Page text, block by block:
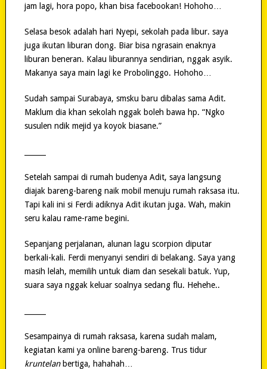
jam lagi, hora popo, khan bisa facebookan! Hohoho…
Selasa besok adalah hari Nyepi, sekolah pada libur. saya
juga ikutan liburan dong. Biar bisa ngrasain enaknya
liburan beneran. Kalau liburannya sendirian, nggak asyik.
Makanya saya main lagi ke Probolinggo. Hohoho…
Sudah sampai Surabaya, smsku baru dibalas sama Adit.
Maklum dia khan sekolah nggak boleh bawa hp. “Ngko
susulen ndik mejid ya koyok biasane.”
Setelah sampai di rumah budenya Adit, saya langsung
diajak bareng-bareng naik mobil menuju rumah raksasa itu.
Tapi kali ini si Ferdi adiknya Adit ikutan juga. Wah, makin
seru kalau rame-rame begini.
Sepanjang perjalanan, alunan lagu scorpion diputar
berkali-kali. Ferdi menyanyi sendiri di belakang. Saya yang
masih lelah, memilih untuk diam dan sesekali batuk. Yup,
suara saya nggak keluar soalnya sedang flu. Hehehe..
Sesampainya di rumah raksasa, karena sudah malam,
kegiatan kami ya online bareng-bareng. Trus tidur
kruntelanbertiga, hahahah…